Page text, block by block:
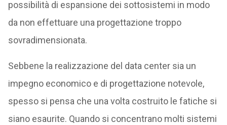
possibilità di espansione dei sottosistemi in modo
da non effettuare una progettazione troppo
sovradimensionata.
Sebbene la realizzazione del data center sia un
impegno economico e di progettazione notevole,
spesso si pensa che una volta costruito le fatiche si
siano esaurite. Quando si concentrano molti sistemi